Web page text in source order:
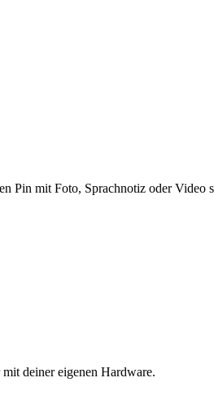
Pin mit Foto, Sprachnotiz oder Video
deiner eigenen Hardware.